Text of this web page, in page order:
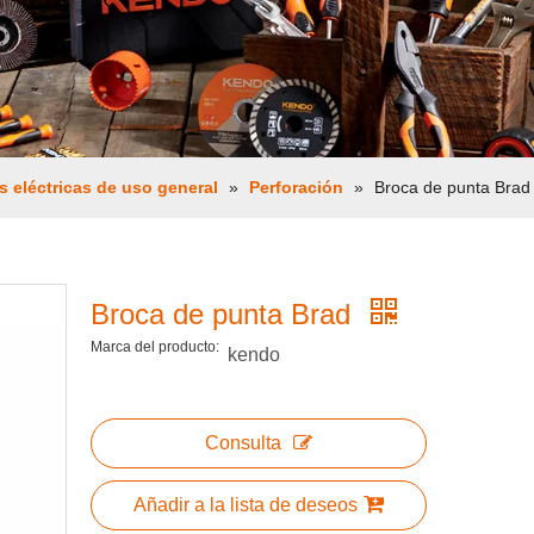
eléctricas de uso general » Perforación » Broca de punta Brad
Broca de punta Brad
Marca del producto: kendo
Consulta
Añadir a la lista de deseos